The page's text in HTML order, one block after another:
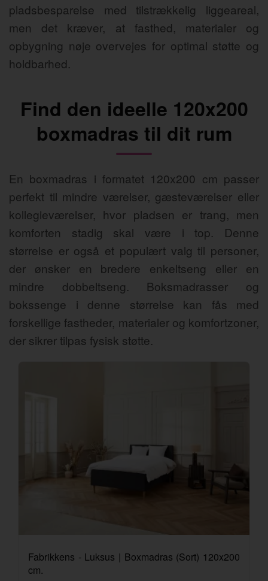
pladsbesparelse med tilstrækkelig liggeareal,
men det kræver, at fasthed, materialer og
opbygning nøje overvejes for optimal støtte og
holdbarhed.
Find den ideelle 120x200
boxmadras til dit rum
En boxmadras i formatet 120x200 cm passer
perfekt til mindre værelser, gæsteværelser eller
kollegieværelser, hvor pladsen er trang, men
komforten stadig skal være i top. Denne
størrelse er også et populært valg til personer,
der ønsker en bredere enkeltseng eller en
mindre dobbeltseng. Boksmadrasser og
bokssenge i denne størrelse kan fås med
forskellige fastheder, materialer og komfortzoner,
der sikrer tilpas fysisk støtte.
Fabrikkens - Luksus | Boxmadras (Sort) 120x200
cm.